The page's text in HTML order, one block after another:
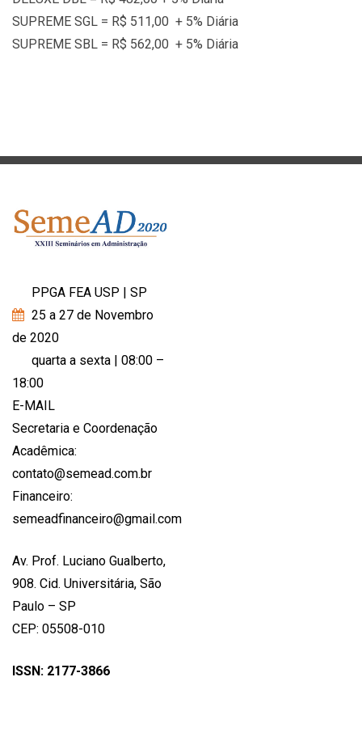
SUPREME SGL = R$ 511,00 + 5% Diária
SUPREME SBL = R$ 562,00 + 5% Diária
PPGA FEA USP | SP
25 a 27 de Novembro
de 2020
quarta a sexta | 08:00 –
18:00
E-MAIL
Secretaria e Coordenação
Acadêmica:
contato@semead.com.br
Financeiro:
semeadfinanceiro@gmail.com
Av. Prof. Luciano Gualberto,
908. Cid. Universitária, São
Paulo – SP
CEP: 05508-010
ISSN: 2177-3866